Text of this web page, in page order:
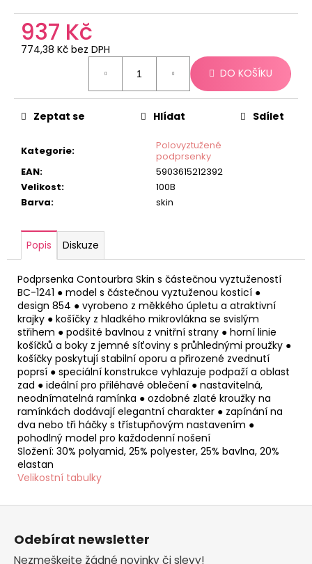
937 Kč
774,38 Kč bez DPH
DO KOŠÍKU
Kategorie:
Polovyztužené
podprsenky
EAN:
5903615212392
Velikost:
100B
Barva: skin
Zeptat se Hlídat Sdílet
Popis Diskuze
Podprsenka Contourbra Skin s částečnou vyztužeností
BC-1241 ● model s částečnou vyztuženou kosticí ●
design 854 ● vyrobeno z měkkého úpletu a atraktivní
krajky ● košíčky z hladkého mikrovlákna se svislým
střihem ● podšité bavlnou z vnitřní strany ● horní linie
košíčků a boky z jemné síťoviny s průhlednými proužky ●
košíčky poskytují stabilní oporu a přirozené zvednutí
poprsí ● speciální konstrukce vyhlazuje podpaží a oblast
zad ● ideální pro přiléhavé oblečení ● nastavitelná,
neodnímatelná ramínka ● ozdobné zlaté kroužky na
ramínkách dodávají elegantní charakter ● zapínání na
dva nebo tři háčky s třístupňovým nastavením ●
pohodlný model pro každodenní nošení
Složení: 30% polyamid, 25% polyester, 25% bavlna, 20%
elastan
Velikostní tabulky
e
Z
Odebírat newsletter
Nezmeškejte žádné novinky či slevy!